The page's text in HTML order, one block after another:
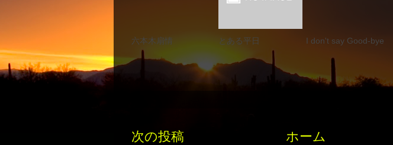
六本木扇情 とある平日 I don't say Good-bye
次の投稿 ホーム